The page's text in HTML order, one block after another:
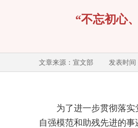
“不忘初心
文章来源：宣文部 发表时间
为了进一步贯彻落实党
自强模范和助残先进的